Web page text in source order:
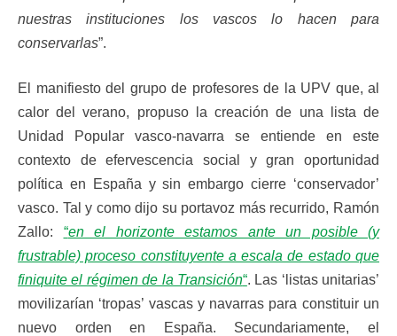
nuestras instituciones los vascos lo hacen para
conservarlas”.
El manifiesto del grupo de profesores de la UPV que, al
calor del verano, propuso la creación de una lista de
Unidad Popular vasco-navarra se entiende en este
contexto de efervescencia social y gran oportunidad
política en España y sin embargo cierre ‘conservador’
vasco. Tal y como dijo su portavoz más recurrido, Ramón
Zallo: “en el horizonte estamos ante un posible (y
frustrable) proceso constituyente a escala de estado que
finiquite el régimen de la Transición“. Las ‘listas unitarias’
movilizarían ‘tropas’ vascas y navarras para constituir un
nuevo orden en España. Secundariamente, el